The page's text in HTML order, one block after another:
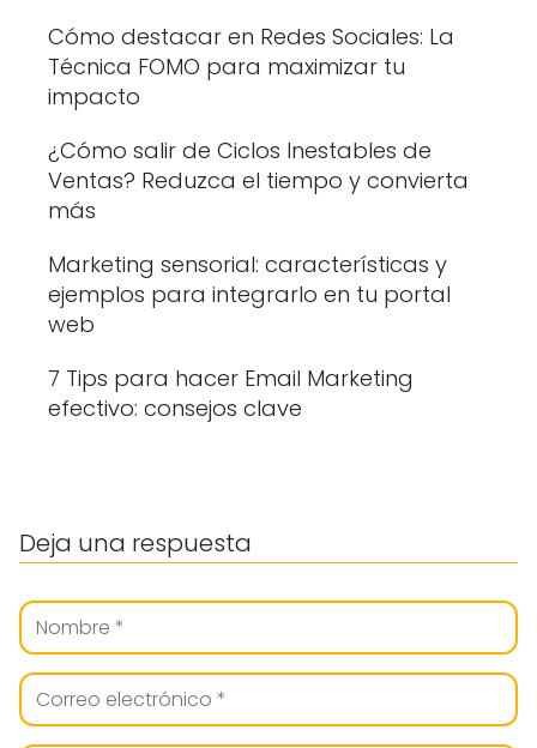
Cómo destacar en Redes Sociales: La
Técnica FOMO para maximizar tu
impacto
¿Cómo salir de Ciclos Inestables de
Ventas? Reduzca el tiempo y convierta
más
Marketing sensorial: características y
ejemplos para integrarlo en tu portal
web
7 Tips para hacer Email Marketing
efectivo: consejos clave
Deja una respuesta